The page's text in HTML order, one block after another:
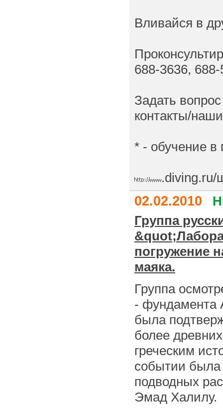
Вливайся в
688-3636,
Задать
контакты/
* - обучение в
.diving.ru/
02.02.2010
Группа
погружение
маяка.
Группа
- фундамента
была
более
греческим
событии была
подводных
Эмад Халилу.